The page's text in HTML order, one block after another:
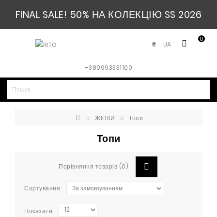
FINAL SALE! 50% НА КОЛЕКЦІЮ SS 2026
0
UA
₴
+380993331100
ЖІНКИ Топи
Топи
Порівняння товарів (0)
Сортування:
Показати: